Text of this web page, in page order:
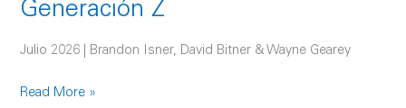
Generación Z
Julio 2026 | Brandon Isner, David Bitner & Wayne Gearey
Read More »